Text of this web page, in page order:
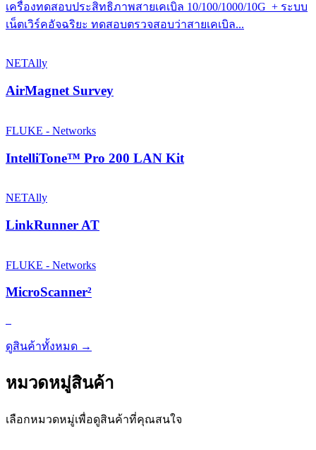
เครื่องทดสอบประสิทธิภาพสายเคเบิล 10/100/1000/10G + ระบบ
เน็ตเวิร์คอัจฉริยะ ทดสอบตรวจสอบว่าสายเคเบิล...
NETAlly
AirMagnet Survey
FLUKE - Networks
IntelliTone™ Pro 200 LAN Kit
NETAlly
LinkRunner AT
FLUKE - Networks
MicroScanner²
ดูสินค้าทั้งหมด →
หมวดหมู่สินค้า
เลือกหมวดหมู่เพื่อดูสินค้าที่คุณสนใจ